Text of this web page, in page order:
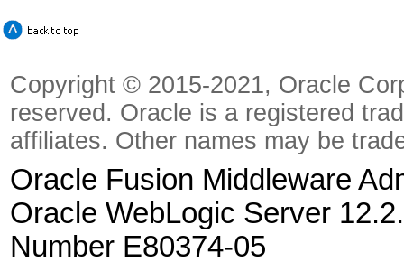
Copyright © 2015-2021, Oracle
reserved. Oracle is a registered
affiliates. Other names may be
Oracle Fusion Middleware
Oracle WebLogic Server
Number E80374-05